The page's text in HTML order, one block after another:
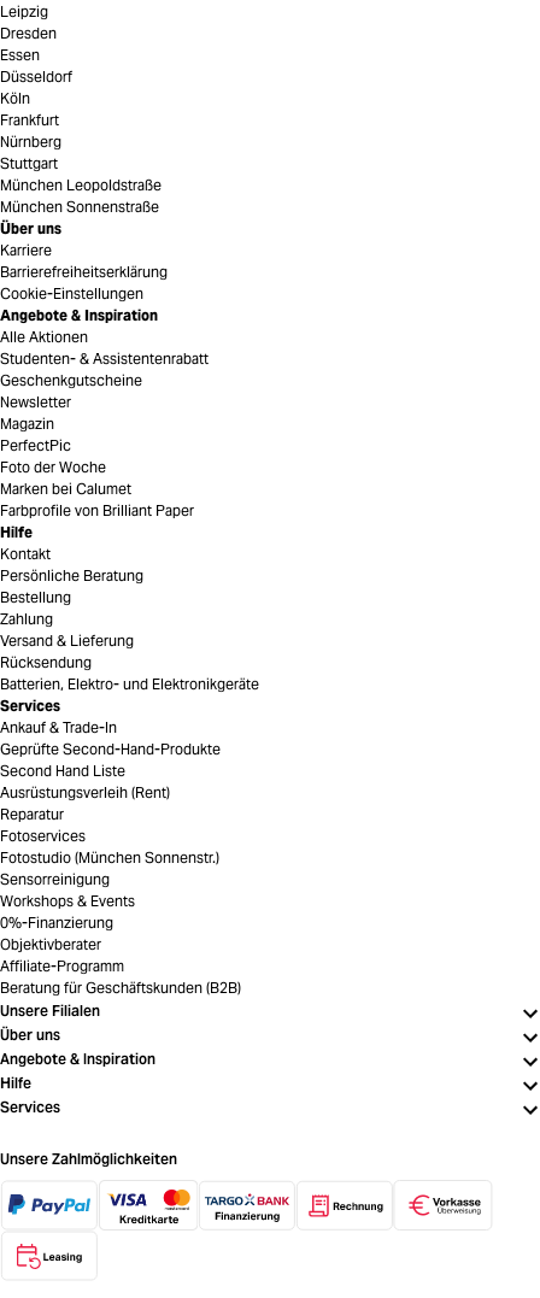
Leipzig
Dresden
Essen
Düsseldorf
Köln
Frankfurt
Nürnberg
Stuttgart
München Leopoldstraße
München Sonnenstraße
Über uns
Karriere
Barrierefreiheitserklärung
Cookie-Einstellungen
Angebote & Inspiration
Alle Aktionen
Studenten- & Assistentenrabatt
Geschenkgutscheine
Newsletter
Magazin
PerfectPic
Foto der Woche
Marken bei Calumet
Farbprofile von Brilliant Paper
Hilfe
Kontakt
Persönliche Beratung
Bestellung
Zahlung
Versand & Lieferung
Rücksendung
Batterien, Elektro- und Elektronikgeräte
Services
Ankauf & Trade-In
Geprüfte Second-Hand-Produkte
Second Hand Liste
Ausrüstungsverleih (Rent)
Reparatur
Fotoservices
Fotostudio (München Sonnenstr.)
Sensorreinigung
Workshops & Events
0%-Finanzierung
Objektivberater
Affiliate-Programm
Beratung für Geschäftskunden (B2B)
Unsere Filialen
Über uns
Angebote & Inspiration
Hilfe
Services
Unsere Zahlmöglichkeiten